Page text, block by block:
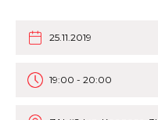
25.11.2019
19:00 - 20:00